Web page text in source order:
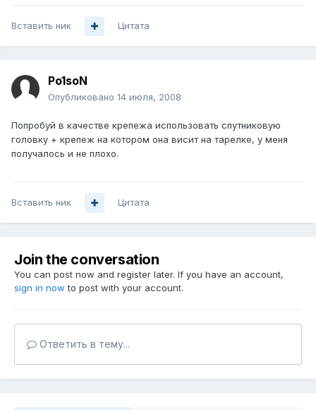
Вставить ник Цитата
Po1soN
Опубликовано 14 июля, 2008
Попробуй в качестве крепежа использовать спутниковую
головку + крепеж на котором она висит на тарелке, у меня
получалось и не плохо.
Вставить ник Цитата
Join the conversation
You can post now and register later. If you have an account,
sign in now to post with your account.
Ответить в тему...